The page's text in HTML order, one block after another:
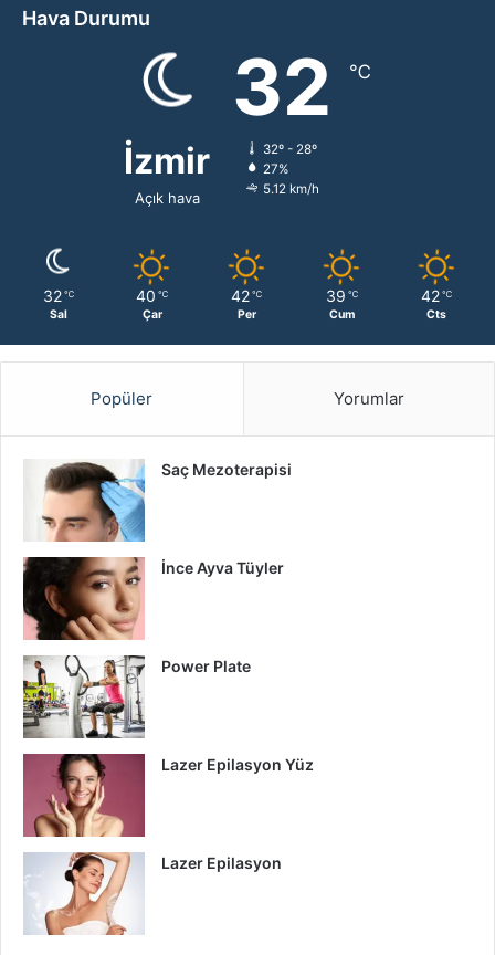
Hava Durumu
İzmir
Açık hava
32 ℃
32º - 28º
27%
5.12 km/h
32 ℃
Sal
40 ℃
Çar
42 ℃
Per
39 ℃
Cum
42 ℃
Cts
Popüler Yorumlar
Saç Mezoterapisi
İnce Ayva Tüyler
Power Plate
Lazer Epilasyon Yüz
Lazer Epilasyon